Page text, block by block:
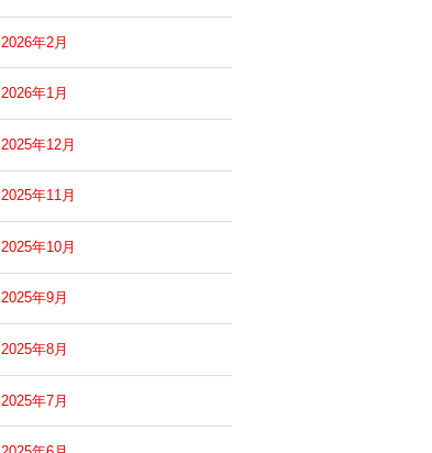
2026年2月
2026年1月
2025年12月
2025年11月
2025年10月
2025年9月
2025年8月
2025年7月